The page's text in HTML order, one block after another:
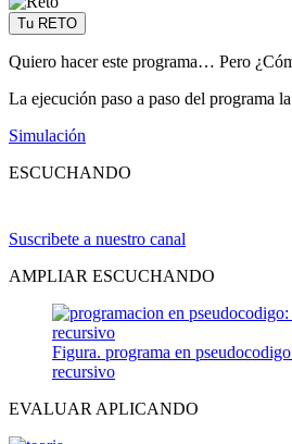
Tu RETO
Quiero hacer este programa… Pero
La ejecución paso a paso del programa
Simulación
ESCUCHANDO
Suscribete a nuestro canal
AMPLIAR ESCUCHANDO
Figura. programa en
recursivo
EVALUAR APLICANDO